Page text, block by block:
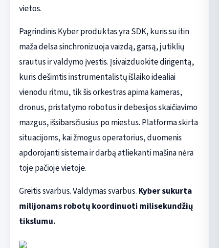
vietos.
Pagrindinis Kyber produktas yra SDK, kuris su itin
maža delsa sinchronizuoja vaizdą, garsą, jutiklių
srautus ir valdymo įvestis. Įsivaizduokite dirigentą,
kuris dešimtis instrumentalistų išlaiko idealiai
vienodu ritmu, tik šis orkestras apima kameras,
dronus, pristatymo robotus ir debesijos skaičiavimo
mazgus, išsibarsčiusius po miestus. Platforma skirta
situacijoms, kai žmogus operatorius, duomenis
apdorojanti sistema ir darbą atliekanti mašina nėra
toje pačioje vietoje.
Greitis svarbus. Valdymas svarbus. Kyber sukurta
milijonams robotų koordinuoti milisekundžių
tikslumu.